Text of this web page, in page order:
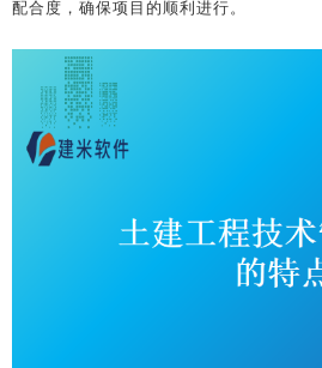
配合度，确保项目的顺利进行。